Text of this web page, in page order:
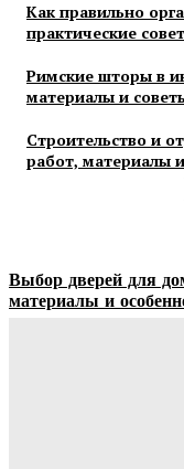
Как правильно
практические
Римские шторы в
материалы и
Строительство и
работ, материалы
Выбор дверей для
материалы и